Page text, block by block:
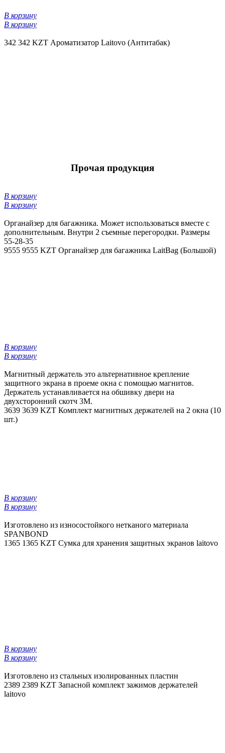
В корзину
В корзину
342 342 KZT Ароматизатор Laitovo (Антитабак)
Прочая продукция
В корзину
В корзину
Органайзер для багажника. Может использоваться вместе с
дополнительным. Внутри 2 съемные перегородки. Размеры
55-28-35
9555 9555 KZT Органайзер для багажника LaitBag (Большой)
В корзину
В корзину
Магнитный держатель это альтернативное крепление
защитного экрана в проеме окна с помощью магнитов.
Держатель устанавливается на обшивку двери на
двухсторонний скотч 3М.
3639 3639 KZT Комплект магнитных держателей на 2 окна (10
шт.)
В корзину
В корзину
Изготовлено из износостойкого нетканого материала
SPANBOND
1365 1365 KZT Сумка для хранения защитных экранов laitovo
В корзину
В корзину
Изготовлено из стальных изолированных пластин
2389 2389 KZT Запасной комплект зажимов держателей
laitovo